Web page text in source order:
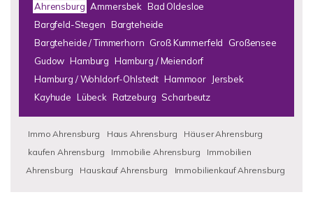
Ahrensburg Ammersbek Bad Oldesloe
Bargfeld-Stegen Bargteheide
Bargteheide / Timmerhorn Groß Kummerfeld
Großensee
Gudow Hamburg Hamburg / Meiendorf
Hamburg / Wohldorf-Ohlstedt Hammoor Jersbek
Kayhude Lübeck Ratzeburg Scharbeutz
Immo Ahrensburg Haus Ahrensburg
Häuser Ahrensburg
kaufen Ahrensburg
Immobilie Ahrensburg
Immobilien
Ahrensburg
Hauskauf Ahrensburg Immobilienkauf Ahrensburg